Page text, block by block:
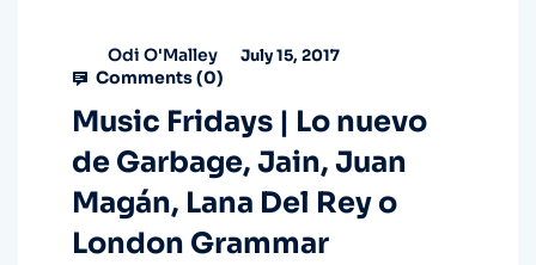
Odi O'Malley July 15, 2017
Comments (0)
Music Fridays | Lo nuevo
de Garbage, Jain, Juan
Magán, Lana Del Rey o
London Grammar